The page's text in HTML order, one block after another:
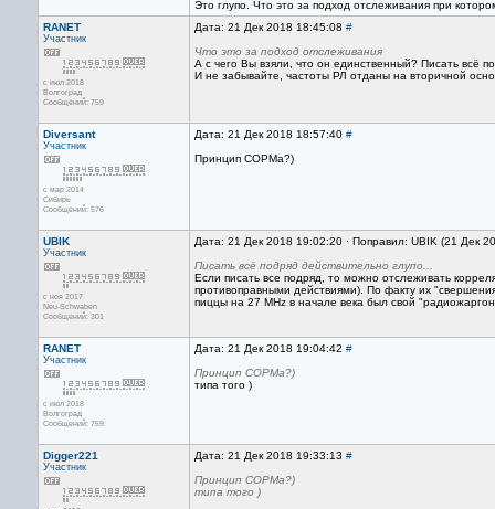
Это глупо. Что это за подход отслеживания при
RANET
Участник
с июл 2018
Волгоград
Сообщений: 759
Дата: 21 Дек 2018 18:45:08 #
Что это за подход отслеживания
А с чего Вы взяли, что он единственный? Писать всё
И не забывайте, частоты РЛ отданы на вторичной
Diversant
Участник
с мар 2014
Сибирь
Сообщений: 576
Дата: 21 Дек 2018 18:57:40 #
Принцип СОРМа?)
UBIK
Участник
с ноя 2017
Neu-Schwaben
Сообщений: 301
Дата: 21 Дек 2018 19:02:20 · Поправил: UBIK (21 Дек
Писать всё подряд действительно глупо...
Если писать все подряд, то можно отслеживать
противоправными действиями). По факту их
пиццы на 27 MHz в начале века был свой
RANET
Участник
с июл 2018
Волгоград
Сообщений: 759
Дата: 21 Дек 2018 19:04:42 #
Принцип СОРМа?)
типа того )
Digger221
Участник
Дата: 21 Дек 2018 19:33:13 #
Принцип СОРМа?)
типа того )